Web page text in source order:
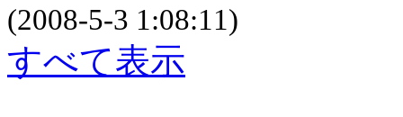
(2008-5-3 1:08:11)
すべて表示